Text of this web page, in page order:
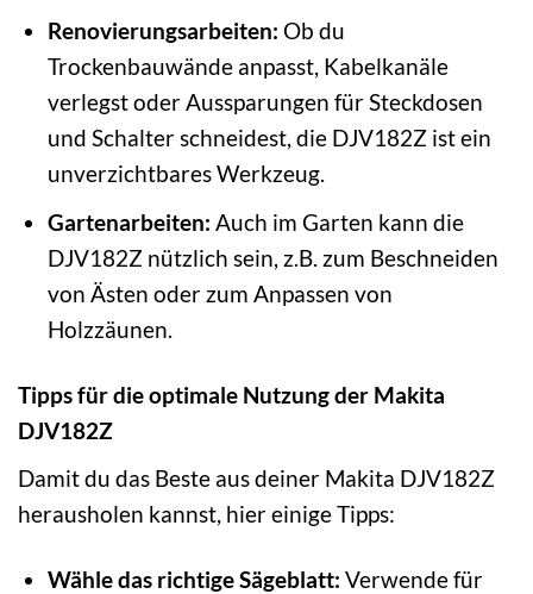
Renovierungsarbeiten: Ob du
Trockenbauwände anpasst, Kabelkanäle
verlegst oder Aussparungen für Steckdosen
und Schalter schneidest, die DJV182Z ist ein
unverzichtbares Werkzeug.
Gartenarbeiten: Auch im Garten kann die
DJV182Z nützlich sein, z.B. zum Beschneiden
von Ästen oder zum Anpassen von
Holzzäunen.
Tipps für die optimale Nutzung der Makita
DJV182Z
Damit du das Beste aus deiner Makita DJV182Z
herausholen kannst, hier einige Tipps:
Wähle das richtige Sägeblatt: Verwende für